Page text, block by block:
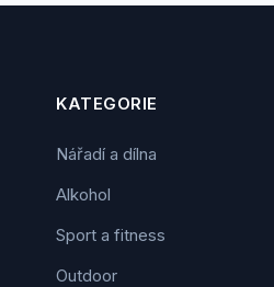
KATEGORIE
Nářadí a dílna
Alkohol
Sport a fitness
Outdoor